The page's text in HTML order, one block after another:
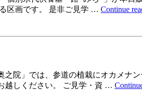
区画です。 是非ご見学 … Continue
之院」では、参道の植栽にオカメナ
越しください。 ご見学・資 …